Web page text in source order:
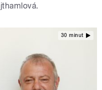
30 minut